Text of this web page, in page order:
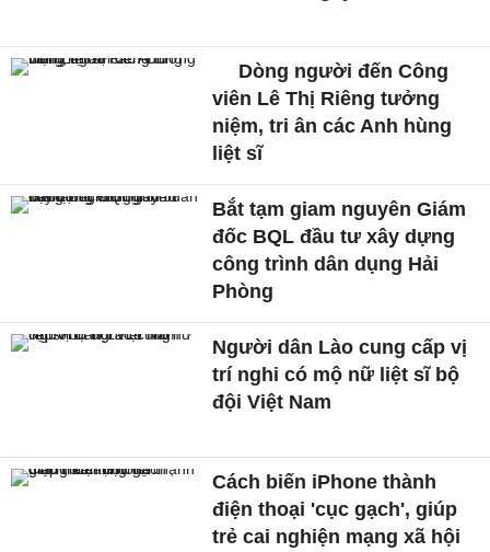
Dòng người đến Công
viên Lê Thị Riêng tưởng
niệm, tri ân các Anh hùng
liệt sĩ
Bắt tạm giam nguyên Giám
đốc BQL đầu tư xây dựng
công trình dân dụng Hải
Phòng
Người dân Lào cung cấp vị
trí nghi có mộ nữ liệt sĩ bộ
đội Việt Nam
Cách biến iPhone thành
điện thoại 'cục gạch', giúp
trẻ cai nghiện mạng xã hội